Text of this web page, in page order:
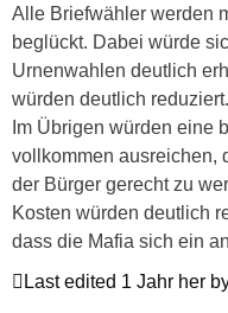
Alle Briefwähler werden
beglückt. Dabei würde
Urnenwahlen deutlich
würden deutlich reduziert.
Im Übrigen würden eine
vollkommen ausreichen,
der Bürger gerecht zu
Kosten würden deutlich
dass die Mafia sich ein
Last edited 1 Jahr her